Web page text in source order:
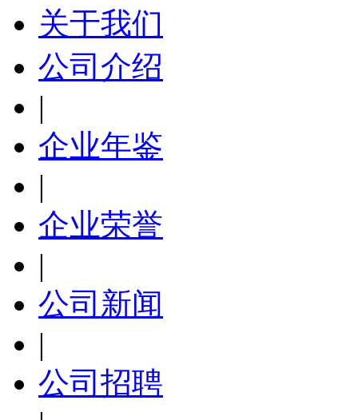
关于我们
公司介绍
|
企业年鉴
|
企业荣誉
|
公司新闻
|
公司招聘